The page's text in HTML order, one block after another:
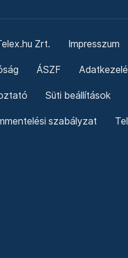
Zrt. Impresszum
ÁSZF
Süti beállítások
szabályzat